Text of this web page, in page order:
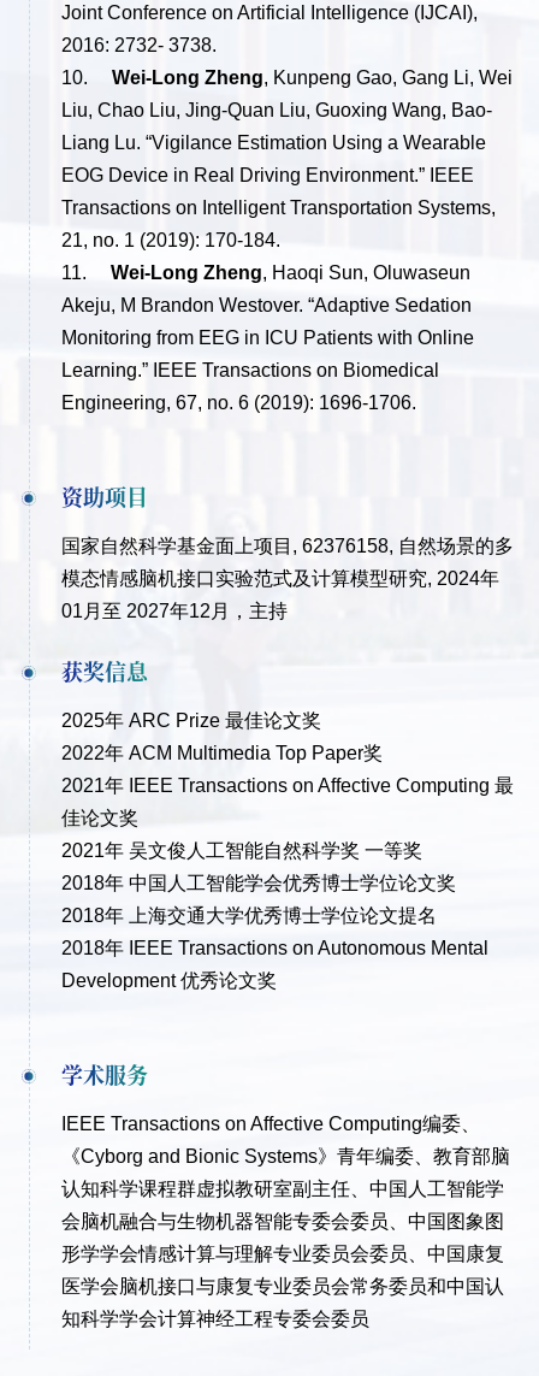
Joint Conference on Artificial Intelligence (IJCAI),
2016: 2732- 3738.
10. Wei-Long Zheng, Kunpeng Gao, Gang Li, Wei
Liu, Chao Liu, Jing-Quan Liu, Guoxing Wang, Bao-
Liang Lu. “Vigilance Estimation Using a Wearable
EOG Device in Real Driving Environment.” IEEE
Transactions on Intelligent Transportation Systems,
21, no. 1 (2019): 170-184.
11. Wei-Long Zheng, Haoqi Sun, Oluwaseun
Akeju, M Brandon Westover. “Adaptive Sedation
Monitoring from EEG in ICU Patients with Online
Learning.” IEEE Transactions on Biomedical
Engineering, 67, no. 6 (2019): 1696-1706.
资助项目
国家自然科学基金面上项目, 62376158, 自然场景的多
模态情感脑机接口实验范式及计算模型研究, 2024年
01月至 2027年12月，主持
获奖信息
2025年 ARC Prize 最佳论文奖
2022年 ACM Multimedia Top Paper奖
2021年 IEEE Transactions on Affective Computing 最
佳论文奖
2021年 吴文俊人工智能自然科学奖 一等奖
2018年 中国人工智能学会优秀博士学位论文奖
2018年 上海交通大学优秀博士学位论文提名
2018年 IEEE Transactions on Autonomous Mental
Development 优秀论文奖
学术服务
IEEE Transactions on Affective Computing编委、
《Cyborg and Bionic Systems》青年编委、教育部脑
认知科学课程群虚拟教研室副主任、中国人工智能学
会脑机融合与生物机器智能专委会委员、中国图象图
形学学会情感计算与理解专业委员会委员、中国康复
医学会脑机接口与康复专业委员会常务委员和中国认
知科学学会计算神经工程专委会委员